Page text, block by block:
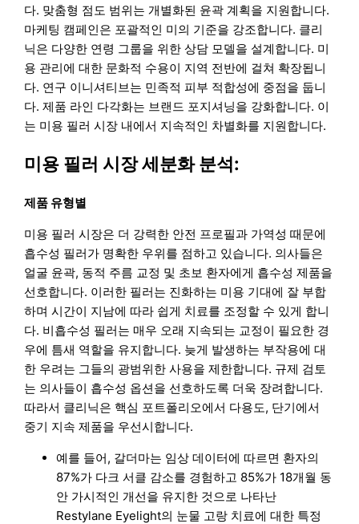
다. 맞춤형 점도 범위는 개별화된 윤곽 계획을 지원합니다.
마케팅 캠페인은 포괄적인 미의 기준을 강조합니다. 클리
닉은 다양한 연령 그룹을 위한 상담 모델을 설계합니다. 미
용 관리에 대한 문화적 수용이 지역 전반에 걸쳐 확장됩니
다. 연구 이니셔티브는 민족적 피부 적합성에 중점을 둡니
다. 제품 라인 다각화는 브랜드 포지셔닝을 강화합니다. 이
는 미용 필러 시장 내에서 지속적인 차별화를 지원합니다.
미용 필러 시장 세분화 분석:
제품 유형별
미용 필러 시장은 더 강력한 안전 프로필과 가역성 때문에
흡수성 필러가 명확한 우위를 점하고 있습니다. 의사들은
얼굴 윤곽, 동적 주름 교정 및 초보 환자에게 흡수성 제품을
선호합니다. 이러한 필러는 진화하는 미용 기대에 잘 부합
하며 시간이 지남에 따라 쉽게 치료를 조정할 수 있게 합니
다. 비흡수성 필러는 매우 오래 지속되는 교정이 필요한 경
우에 틈새 역할을 유지합니다. 늦게 발생하는 부작용에 대
한 우려는 그들의 광범위한 사용을 제한합니다. 규제 검토
는 의사들이 흡수성 옵션을 선호하도록 더욱 장려합니다.
따라서 클리닉은 핵심 포트폴리오에서 다용도, 단기에서
중기 지속 제품을 우선시합니다.
예를 들어, 갈더마는 임상 데이터에 따르면 환자의
87%가 다크 서클 감소를 경험하고 85%가 18개월 동
안 가시적인 개선을 유지한 것으로 나타난
Restylane Eyelight의 눈물 고랑 치료에 대한 특정